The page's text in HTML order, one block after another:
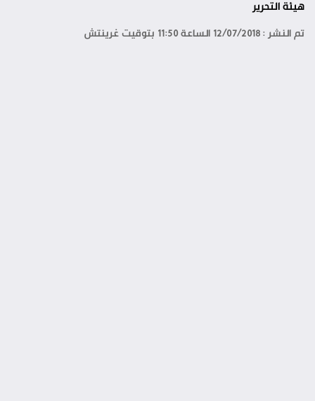
هيئة التحرير
تم النشر : 12/07/2018 الساعة 11:50 بتوقيت غرينتش